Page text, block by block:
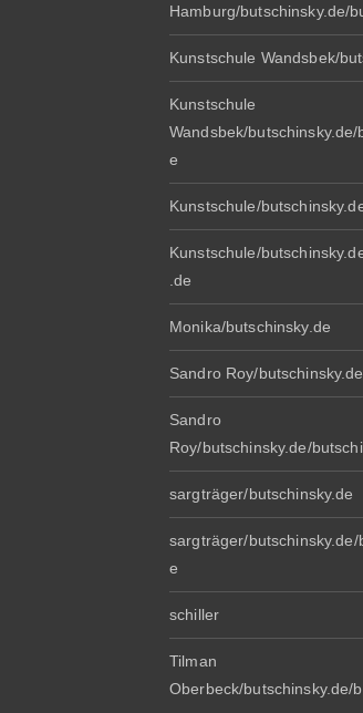
Hamburg/butschinsky.de/
Kunstschule Wandsbek/
Kunstschule
Wandsbek/butschinsky.de/
e
Kunstschule/
Kunstschule/
.de
Monika/butschinsky.de
Sandro Roy/butschinsky.de
Sandro
Roy/butschinsky.de/
sargträger/butschinsky.de
sargträger/butschinsky.de/
e
schiller
Tilman
Oberbeck/butschinsky.de/